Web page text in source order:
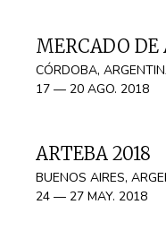
MERCADO DE
CÓRDOBA,
17 — 20 AGO. 2018
ARTEBA 2018
BUENOS AIRES,
24 — 27 MAY. 2018